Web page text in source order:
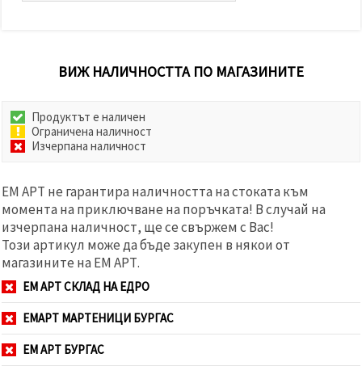
ВИЖ НАЛИЧНОСТТА ПО МАГАЗИНИТЕ
Продуктът е наличен
Ограничена наличност
Изчерпана наличност
ЕМ АРТ не гарантира наличността на стоката към
момента на приключване на поръчката! В случай на
изчерпана наличност, ще се свържем с Вас!
Този артикул може да бъде закупен в някои от
магазините на ЕМ АРТ.
ЕМ АРТ СКЛАД НА ЕДРО
ЕМАРТ МАРТЕНИЦИ БУРГАС
ЕМ АРТ БУРГАС